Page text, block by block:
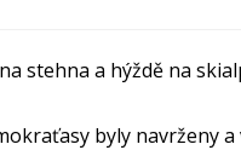
stehna a hýždě na
byly navrženy